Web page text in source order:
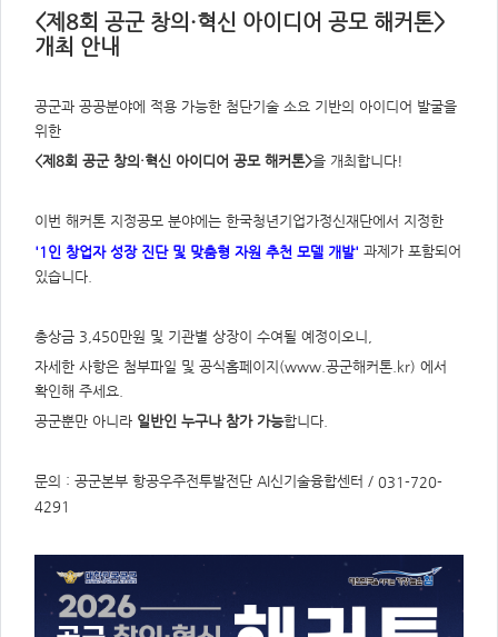
내
용,
키
제,
유
형,
작
성
자,
년
도,
대
지,
첨
부
일,
처,
유
형
<제8회 공군 창의·혁신 아이디어 공모 해커톤>
개최 안내
공군과 공공분야에 적용 가능한 첨단기술 소요 기반의 아이디어 발굴을
위한
<제8회 공군 창의·혁신 아이디어 공모 해커톤>을 개최합니다!
이번 해커톤 지정공모 분야에는 한국청년기업가정신재단에서 지정한
'1인 창업자 성장 진단 및 맞춤형 자원 추천 모델 개발' 과제가 포함되어
있습니다.
총상금 3,450만원 및 기관별 상장이 수여될 예정이오니,
자세한 사항은 첨부파일 및 공식홈페이지(www.공군해커톤.kr) 에서
확인해 주세요.
공군뿐만 아니라 일반인 누구나 참가 가능합니다.
문의 : 공군본부 항공우주전투발전단 AI신기술융합센터 / 031-720-
4291